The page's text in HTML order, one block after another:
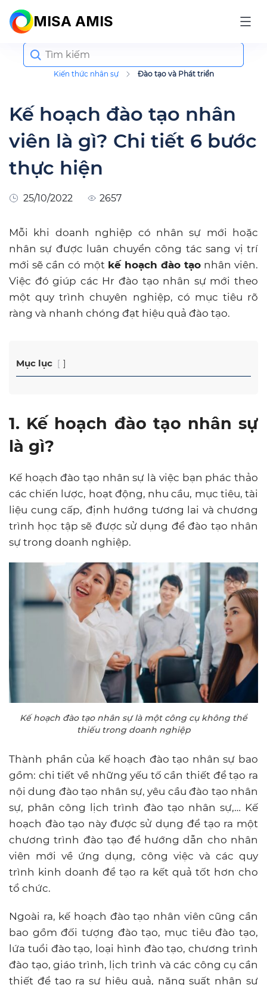
MISA AMIS
Kiến thức nhân sự Đào tạo và Phát triển
Search
for:
Kế hoạch đào tạo nhân
viên là gì? Chi tiết 6 bước
thực hiện
25/10/2022 2657
Mỗi khi doanh nghiệp có nhân sự mới hoặc
nhân sự được luân chuyển công tác sang vị trí
mới sẽ cần có một kế hoạch đào tạo nhân viên.
Việc đó giúp các Hr đào tạo nhân sự mới theo
một quy trình chuyên nghiệp, có mục tiêu rõ
ràng và nhanh chóng đạt hiệu quả đào tạo.
Mục lục
1. Kế hoạch đào tạo nhân sự
là gì?
Kế hoạch đào tạo nhân sự là việc bạn phác thảo
các chiến lược, hoạt động, nhu cầu, mục tiêu, tài
liệu cung cấp, định hướng tương lai và chương
trình học tập sẽ được sử dụng để đào tạo nhân
sự trong doanh nghiệp.
Kế hoạch đào tạo nhân sự là một công cụ không thể
thiếu trong doanh nghiệp
Thành phần của kế hoạch đào tạo nhân sự bao
gồm: chi tiết về những yếu tố cần thiết để tạo ra
nội dung đào tạo nhân sự, yêu cầu đào tạo nhân
sự, phân công lịch trình đào tạo nhân sự,… Kế
hoạch đào tạo này được sử dụng để tạo ra một
chương trình đào tạo để hướng dẫn cho nhân
viên mới về ứng dụng, công việc và các quy
trình kinh doanh để tạo ra kết quả tốt hơn cho
tổ chức.
Ngoài ra, kế hoạch đào tạo nhân viên cũng cần
bao gồm đối tượng đào tạo, mục tiêu đào tạo,
lứa tuổi đào tạo, loại hình đào tạo, chương trình
đào tạo, giáo trình, lịch trình và các công cụ cần
thiết để tạo ra sự hiệu quả, năng suất nhân sự